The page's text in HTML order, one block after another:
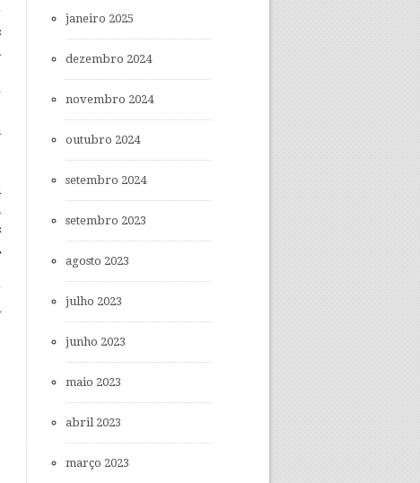
janeiro 2025
dezembro 2024
novembro 2024
outubro 2024
setembro 2024
setembro 2023
agosto 2023
julho 2023
junho 2023
maio 2023
abril 2023
março 2023